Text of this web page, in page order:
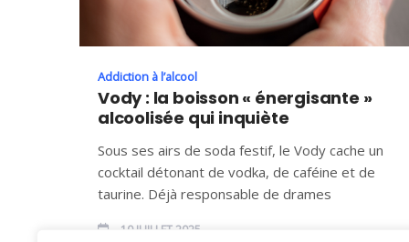
Addiction à l’alcool
Vody : la boisson « énergisante »
alcoolisée qui inquiète
Sous ses airs de soda festif, le Vody cache un
cocktail détonant de vodka, de caféine et de
taurine. Déjà responsable de drames
10 JUILLET 2025